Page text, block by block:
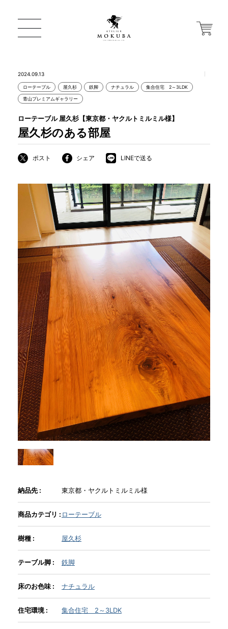
店舗から探す
MOKUBA について
商品情報
直営店
イベント
WEBカタログ
全商品一覧
新入荷情報
納品事例
INFORMATION
MOKUBA CHANNEL
よくあるご質問
お問い合わせ
2024.09.13
ローテーブル 屋久杉 鉄脚 ナチュラル 集合住宅 2～3LDK
青山プレミアムギャラリー
屋久杉のある部屋
ローテーブル 屋久杉【東京都・ヤクルトミルミル様】
ポスト シェア LINEで送る
納品先 : 東京都・ヤクルトミルミル様
商品カテゴリ : ローテーブル
樹種 : 屋久杉
テーブル脚 : 鉄脚
床のお色味 : ナチュラル
住宅環境 : 集合住宅 2～3LDK